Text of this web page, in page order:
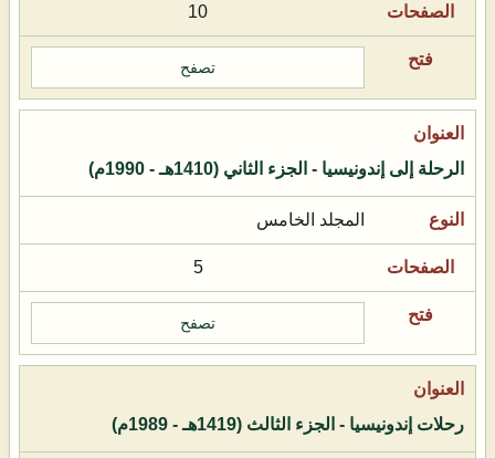
10
تصفح
الرحلة إلى إندونيسيا - الجزء الثاني (1410هـ - 1990م)
المجلد الخامس
5
تصفح
رحلات إندونيسيا - الجزء الثالث (1419هـ - 1989م)